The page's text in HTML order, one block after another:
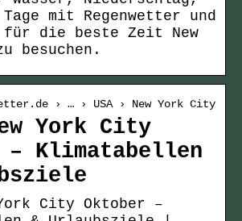
mit Regenwetter und
für die beste Zeit New
besuchen.
› … › USA › New York City
York City
– Klimatabellen
City Oktober –